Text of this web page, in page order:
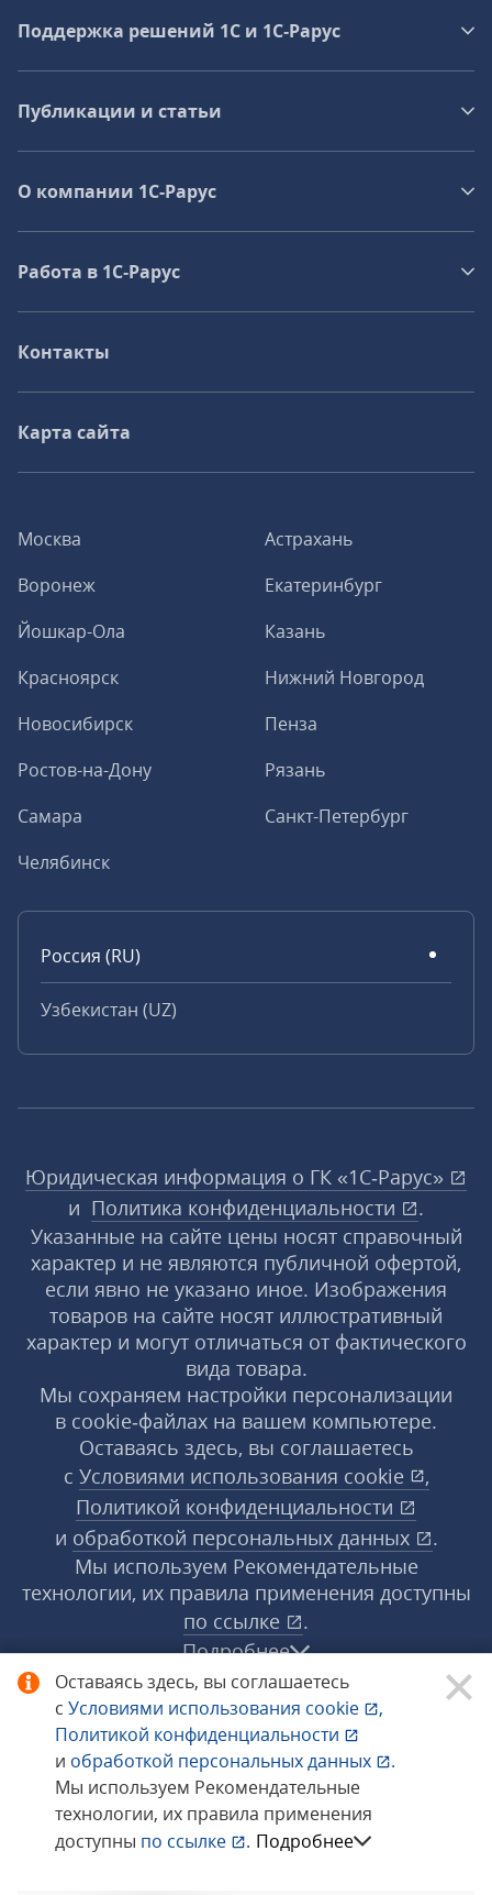
Оставаясь здесь, вы соглашаетесь
с Условиями использования cookie
,
Политикой конфиденциальности
и обработкой персональных данных
.
Мы используем Рекомендательные
технологии, их правила применения
доступны по ссылке . Подробнее
Москва
Астрахань
Воронеж
Екатеринбург
Йошкар-Ола
Казань
Красноярск
Нижний Новгород
Новосибирск
Пенза
Ростов-на-Дону
Рязань
Самара
Санкт-Петербург
Челябинск
Россия (RU)
Узбекистан (UZ)
Поддержка решений 1С и 1С‑Рарус
Публикации и статьи
О компании 1C-Рарус
Работа в 1С‑Рарус
Контакты
Карта сайта
Юридическая информация о ГК «1С‑Рарус»
и Политика конфиденциальности
.
Указанные на сайте цены носят справочный
характер и не являются публичной офертой,
если явно не указано иное. Изображения
товаров на сайте носят иллюстративный
характер и могут отличаться от фактического
вида товара.
Мы сохраняем настройки персонализации
в cookie‑файлах на вашем компьютере.
Оставаясь здесь, вы соглашаетесь
с Условиями использования cookie
,
Политикой конфиденциальности
и обработкой персональных данных
.
Мы используем Рекомендательные
технологии, их правила применения доступны
по ссылке
.
Подробнее
© 1998−2026 «1С‑Рарус» ®. Все права
защищены.
Сообщить об ошибке